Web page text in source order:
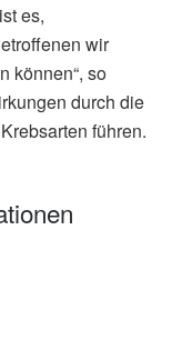
es,
wir
können“, so
durch die
führen.